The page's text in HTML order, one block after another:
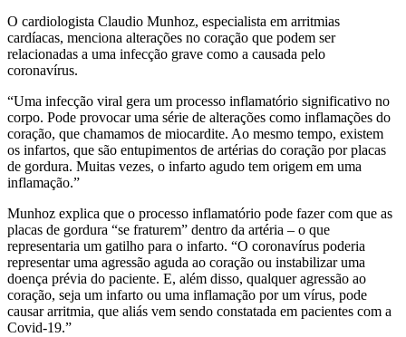
O cardiologista Claudio Munhoz, especialista em arritmias
cardíacas, menciona alterações no coração que podem ser
relacionadas a uma infecção grave como a causada pelo
coronavírus.
“Uma infecção viral gera um processo inflamatório significativo no
corpo. Pode provocar uma série de alterações como inflamações do
coração, que chamamos de miocardite. Ao mesmo tempo, existem
os infartos, que são entupimentos de artérias do coração por placas
de gordura. Muitas vezes, o infarto agudo tem origem em uma
inflamação.”
Munhoz explica que o processo inflamatório pode fazer com que as
placas de gordura “se fraturem” dentro da artéria – o que
representaria um gatilho para o infarto. “O coronavírus poderia
representar uma agressão aguda ao coração ou instabilizar uma
doença prévia do paciente. E, além disso, qualquer agressão ao
coração, seja um infarto ou uma inflamação por um vírus, pode
causar arritmia, que aliás vem sendo constatada em pacientes com a
Covid-19.”